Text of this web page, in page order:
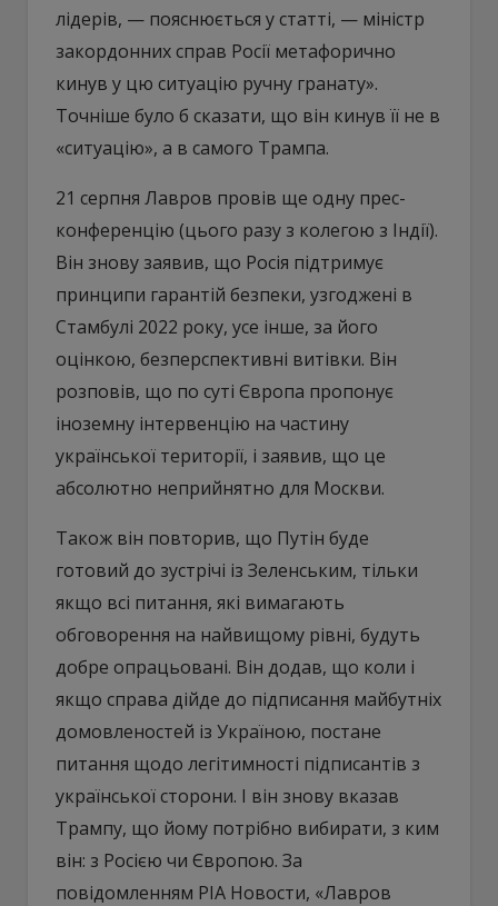
лідерів, — пояснюється у статті, — міністр
закордонних справ Росії метафорично
кинув у цю ситуацію ручну гранату».
Точніше було б сказати, що він кинув її не в
«ситуацію», а в самого Трампа.
21 серпня Лавров провів ще одну прес-
конференцію (цього разу з колегою з Індії).
Він знову заявив, що Росія підтримує
принципи гарантій безпеки, узгоджені в
Стамбулі 2022 року, усе інше, за його
оцінкою, безперспективні витівки. Він
розповів, що по суті Європа пропонує
іноземну інтервенцію на частину
української території, і заявив, що це
абсолютно неприйнятно для Москви.
Також він повторив, що Путін буде
готовий до зустрічі із Зеленським, тільки
якщо всі питання, які вимагають
обговорення на найвищому рівні, будуть
добре опрацьовані. Він додав, що коли і
якщо справа дійде до підписання майбутніх
домовленостей із Україною, постане
питання щодо легітимності підписантів з
української сторони. І він знову вказав
Трампу, що йому потрібно вибирати, з ким
він: з Росією чи Європою. За
повідомленням РІА Новости, «Лавров